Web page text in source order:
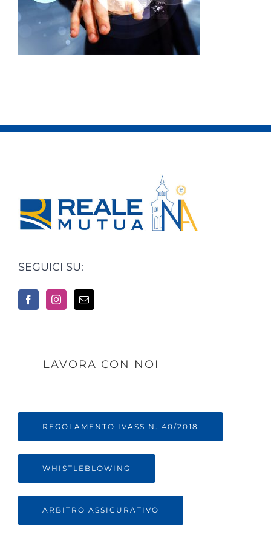
SEGUICI SU:
LAVORA CON NOI
REGOLAMENTO IVASS N. 40/2018
WHISTLEBLOWING
ARBITRO ASSICURATIVO